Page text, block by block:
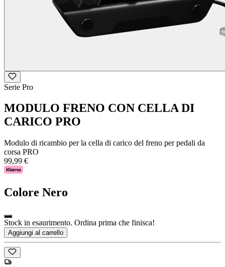
Serie Pro
MODULO FRENO CON CELLA DI
CARICO PRO
Modulo di ricambio per la cella di carico del freno per pedali da
corsa PRO
99,99 €
Colore Nero
Stock in esaurimento. Ordina prima che finisca!
Aggiungi al carrello